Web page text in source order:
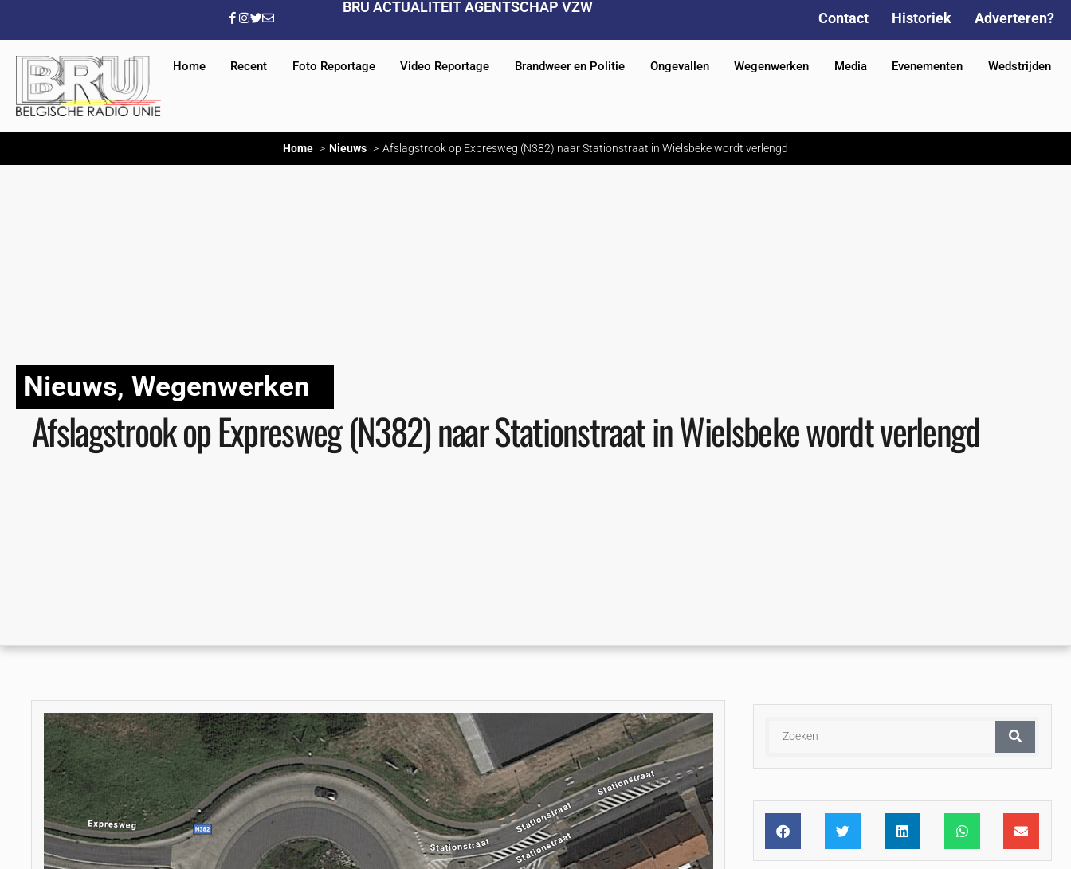
BRU ACTUALITEIT AGENTSCHAP VZW
Contact Historiek Adverteren?
Home Recent Foto Reportage Video Reportage Brandweer en Politie Ongevallen Wegenwerken Media Evenementen Wedstrijden
Home Nieuws Afslagstrook op Expresweg (N382) naar Stationstraat in Wielsbeke wordt verlengd
Nieuws, Wegenwerken
Afslagstrook op Expresweg (N382) naar Stationstraat in Wielsbeke wordt verlengd